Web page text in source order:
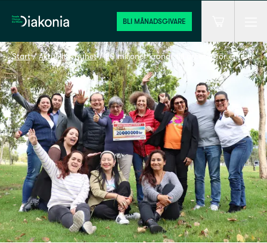
Hem BLI MÅNADSGIVARE
Start / Aktuellt / Nyhet / 20 miljoner kronor till arbetet för en mer